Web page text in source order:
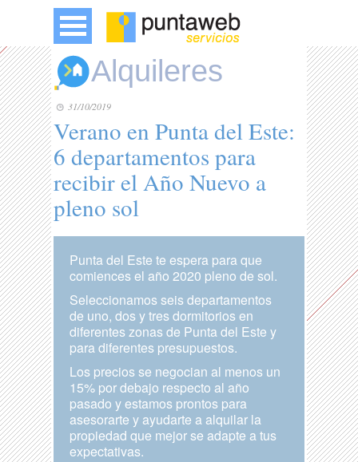
Alquileres
31/10/2019
Verano en Punta del Este:
6 departamentos para
recibir el Año Nuevo a
pleno sol
Punta del Este te espera para que
comiences el año 2020 pleno de sol.
Seleccionamos seis departamentos
de uno, dos y tres dormitorios en
diferentes zonas de Punta del Este y
para diferentes presupuestos.
Los precios se negocian al menos un
15% por debajo respecto al año
pasado y estamos prontos para
asesorarte y ayudarte a alquilar la
propiedad que mejor se adapte a tus
expectativas.